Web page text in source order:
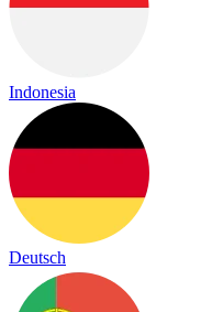
Indonesia
Deutsch